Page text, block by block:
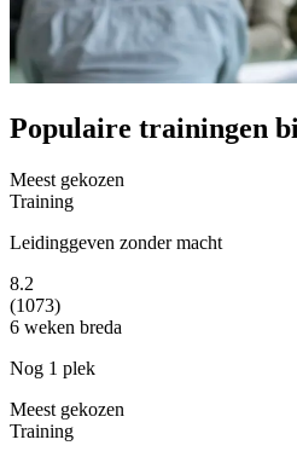
Populaire trainingen
Meest gekozen
Training
Leidinggeven zonder macht
8.2
(1073)
6 weken breda
Nog 1 plek
Meest gekozen
Training